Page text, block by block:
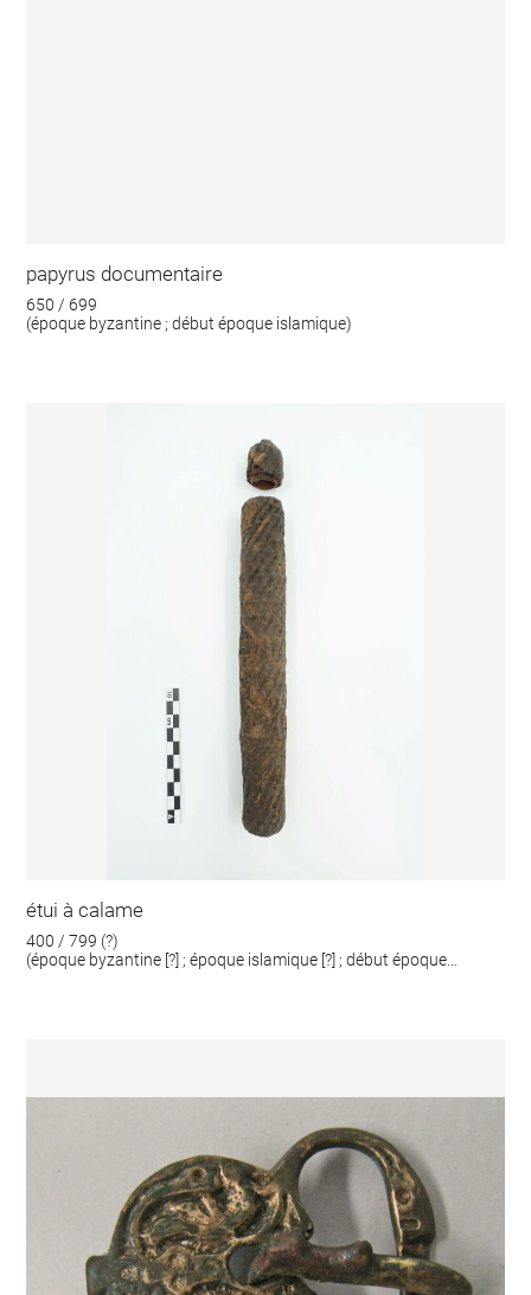
papyrus documentaire
650 / 699
(époque byzantine ; début époque islamique)
étui à calame
400 / 799 (?)
(époque byzantine [?] ; époque islamique [?] ; début époque